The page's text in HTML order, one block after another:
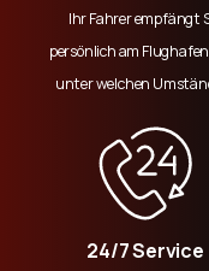
Ihr Fahrer empfängt
persönlich am
unter welchen
24/7 Service